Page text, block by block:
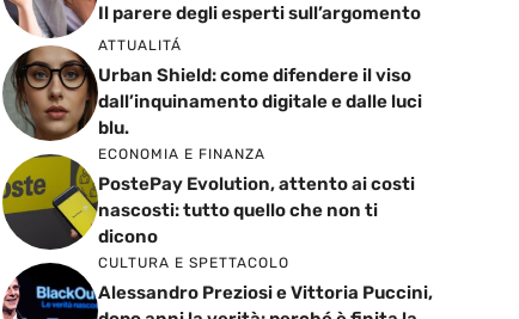
Il parere degli esperti sull’argomento
ATTUALITÁ
Urban Shield: come difendere il viso
dall’inquinamento digitale e dalle luci
blu.
ECONOMIA E FINANZA
PostePay Evolution, attento ai costi
nascosti: tutto quello che non ti
dicono
CULTURA E SPETTACOLO
Alessandro Preziosi e Vittoria Puccini,